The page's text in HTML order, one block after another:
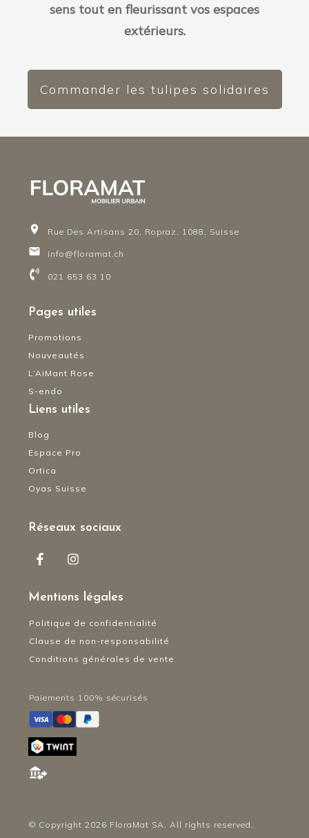
sens tout en fleurissant vos espaces
extérieurs.
Commander les tulipes solidaires
Rue Des Artisans 20, Ropraz, 1088, Suisse
info@floramat.ch
021 653 63 10
Pages utiles
Promotions
Nouveautés
L’AiMant Rose
S-endo
Liens utiles
Blog
Espace Pro
Ortica
Oyas Suisse
Réseaux sociaux
Mentions légales
Politique de confidentialité
Clause de non-responsabilité
Conditions générales de vente
Paiements 100% sécurisés
© Copyright 2026 FloraMat SA. All rights reserved.